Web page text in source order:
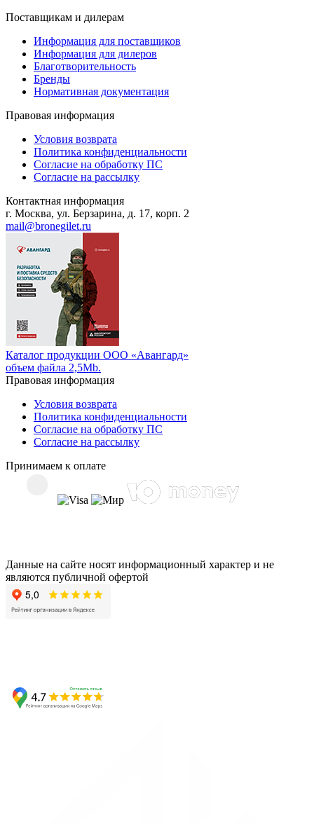
Поставщикам и дилерам
Информация для поставщиков
Информация для дилеров
Благотворительность
Бренды
Нормативная документация
Правовая информация
Условия возврата
Политика конфиденциальности
Согласие на обработку ПС
Согласие на рассылку
Контактная информация
г. Москва, ул. Берзарина, д. 17, корп. 2
mail@bronegilet.ru
Каталог продукции ООО «Авангард»
объем файла 2,5Mb.
Правовая информация
Условия возврата
Политика конфиденциальности
Согласие на обработку ПС
Согласие на рассылку
Принимаем к оплате
Данные на сайте носят информационный характер и не
являются публичной офертой